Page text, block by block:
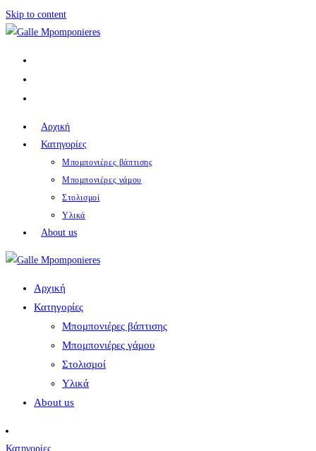
Skip to content
Αρχική
Κατηγορίες
Μπομπονιέρες βάπτισης
Μπομπονιέρες γάμου
Στολισμοί
Υλικά
About us
Αρχική
Κατηγορίες
Μπομπονιέρες βάπτισης
Μπομπονιέρες γάμου
Στολισμοί
Υλικά
About us
Κατηγορίες